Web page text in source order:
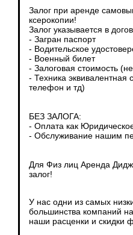
Залог при аренде
ксерокопии!
Залог указывается в
- Загран паспорт
- Водительское
- Военный билет
- Залоговая стоимость
- Техника эквивалентная
телефон и тд)
БЕЗ ЗАЛОГА:
- Оплата как
- Обслуживание нашим
Для Физ лиц Аренда
залог!
У нас одни из самых
большинства компаний
наши расценки и скидки